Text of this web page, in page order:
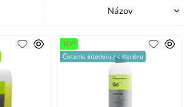
TOP
Čistenie interiéru / exteriéru